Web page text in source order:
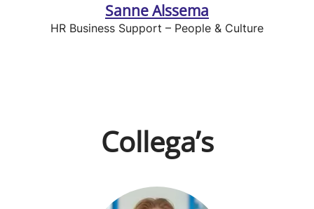
Sanne Alssema
HR Business Support – People & Culture
Collega’s